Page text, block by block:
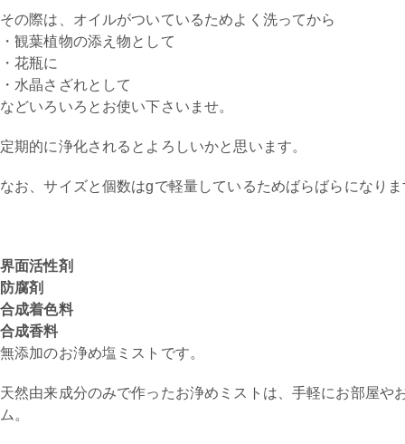
その際は、オイルがついているためよく洗ってから
・観葉植物の添え物として
・花瓶に
・水晶さざれとして
などいろいろとお使い下さいませ。
定期的に浄化されるとよろしいかと思います。
なお、サイズと個数はgで軽量しているためばらばらになり
界面活性剤
防腐剤
合成着色料
合成香料
無添加のお浄め塩ミストです。
天然由来成分のみで作ったお浄めミストは、手軽にお部屋や
ム。